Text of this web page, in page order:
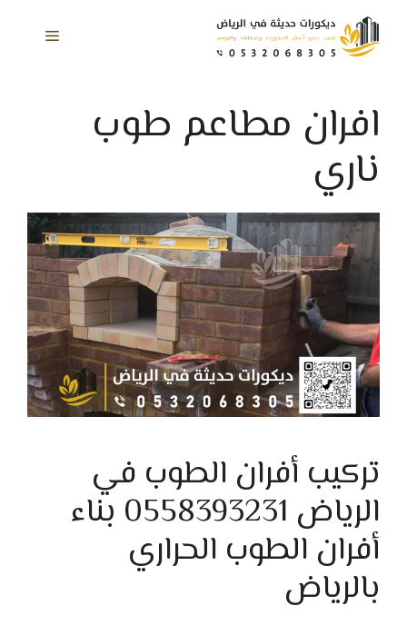
المحتوى
القائمة
افران مطاعم طوب
ناري
تركيب أفران الطوب في
الرياض 0558393231 بناء
أفران الطوب الحراري
بالرياض